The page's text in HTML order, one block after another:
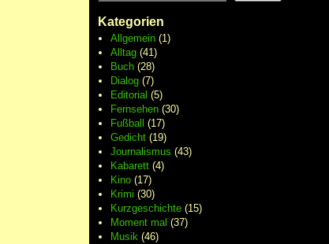
Kategorien
Allgemein(1)
Alltag(41)
Buch(28)
Dialog(7)
Editorial (5)
Fernsehen(30)
Fußball (17)
Gedicht(19)
Journalismus (43)
Kabarett(4)
Kino(17)
Krimi (30)
Kurzgeschichte(15)
Moment mal (37)
Musik(46)